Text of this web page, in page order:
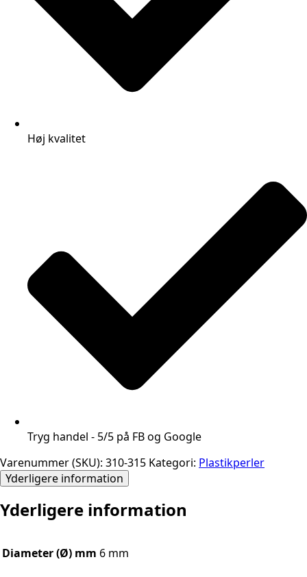
Høj kvalitet
Tryg handel - 5/5 på FB og Google
Varenummer (SKU): 310-315 Kategori: Plastikperler
Yderligere information
Yderligere information
Diameter (Ø) mm 6 mm